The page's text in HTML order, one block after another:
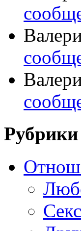
Рубрики
Секс